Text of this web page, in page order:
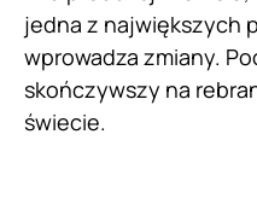
jedna z największych
wprowadza zmiany.
skończywszy na
świecie.